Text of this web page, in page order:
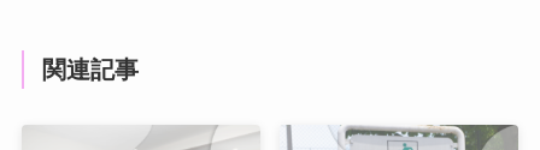
関連記事